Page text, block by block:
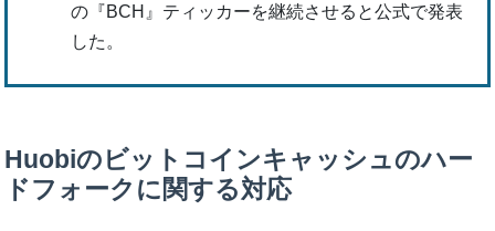
の『BCH』ティッカーを継続させると公式で発表
した。
Huobiのビットコインキャッシュのハー
ドフォークに関する対応